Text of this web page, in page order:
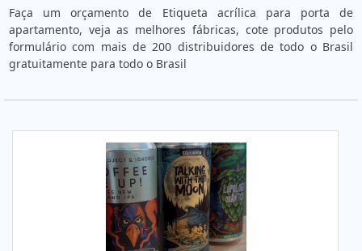
Faça um orçamento de Etiqueta acrílica para porta de
apartamento, veja as melhores fábricas, cote produtos pelo
formulário com mais de 200 distribuidores de todo o Brasil
gratuitamente para todo o Brasil